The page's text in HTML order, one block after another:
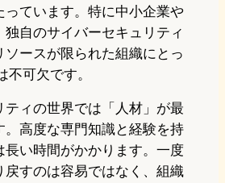
っています。特に中小企業や
自のサイバーセキュリティ
ースが限られた組織にとっ
不可欠です。
ティの世界では「人材」が最
。高度な専門知識と経験を持
長い時間がかかります。一度
戻すのは容易ではなく、組織